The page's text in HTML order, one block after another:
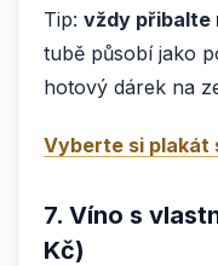
Tip: vždy přibalte
tubě působí jako
hotový dárek na
Vyberte si plakát
7. Víno s
Kč)